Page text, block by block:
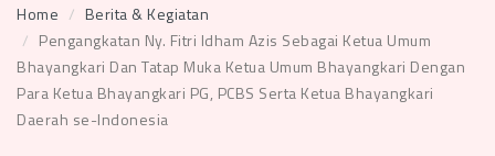
Home
Berita & Kegiatan
Pengangkatan Ny. Fitri Idham Azis Sebagai Ketua Umum
Bhayangkari Dan Tatap Muka Ketua Umum Bhayangkari Dengan
Para Ketua Bhayangkari PG, PCBS Serta Ketua Bhayangkari
Daerah se-Indonesia